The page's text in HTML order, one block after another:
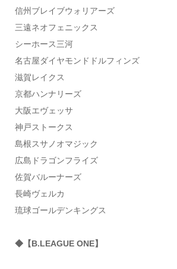
信州ブレイブウォリアーズ
三遠ネオフェニックス
シーホース三河
名古屋ダイヤモンドドルフィンズ
滋賀レイクス
京都ハンナリーズ
大阪エヴェッサ
神戸ストークス
島根スサノオマジック
広島ドラゴンフライズ
佐賀バルーナーズ
長崎ヴェルカ
琉球ゴールデンキングス
◆【B.LEAGUE ONE】